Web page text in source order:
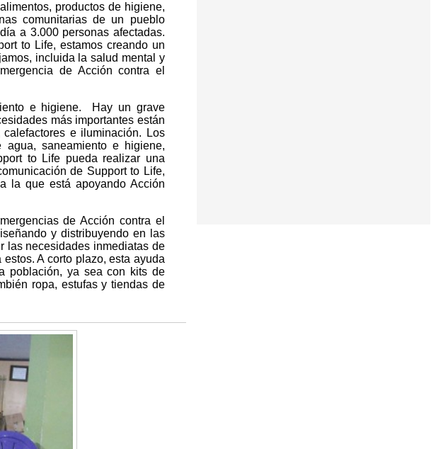
productos de higiene,
comunitarias de un pueblo
a 3.000 personas afectadas.
to Life, estamos creando un
incluida la salud mental y
de Acción contra el
e higiene. Hay un grave
más importantes están
e iluminación. Los
saneamiento e higiene,
to Life pueda realizar una
de Support to Life,
la que está apoyando Acción
de Acción contra el
y distribuyendo en las
las necesidades inmediatas de
A corto plazo, esta ayuda
población, ya sea con kits de
ropa, estufas y tiendas de